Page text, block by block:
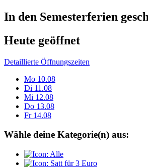
In den Semesterferien
Heute geöffnet
Detaillierte Öffnungszeiten
Mo 10.08
Di 11.08
Mi 12.08
Do 13.08
Fr 14.08
Wähle deine Kategorie(n) aus: